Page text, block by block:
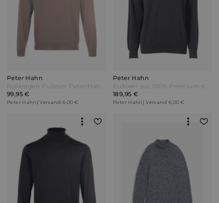
Peter Hahn
Rollkragen-Pullover Peter Hahn beige
99,95 €
Peter Hahn | Versand: 6,00 €
Peter Hahn
Pullover aus 100% Premium-Kaschmir Peter Hahn grau
189,95 €
Peter Hahn | Versand: 6,00 €